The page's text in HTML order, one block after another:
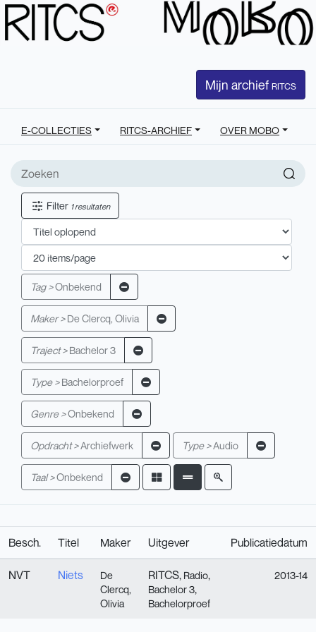
Mijn archief RITCS
E-COLLECTIES RITCS-ARCHIEF OVER MOBO
Filter 1 resultaten
Tag >Onbekend
Maker > De Clercq, Olivia
Traject > Bachelor 3
Type > Bachelorproef
Genre >Onbekend
Opdracht >Archiefwerk Type >Audio
Taal >Onbekend
Besch. Titel Maker Uitgever Publicatiedatum
NVT Niets
De
Clercq,
Olivia
RITCS, Radio,
Bachelor 3,
Bachelorproef
2013-14